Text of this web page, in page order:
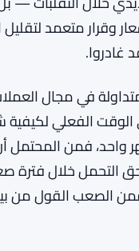
في البورصة
خلال التقلبات
متعمد لتقليل